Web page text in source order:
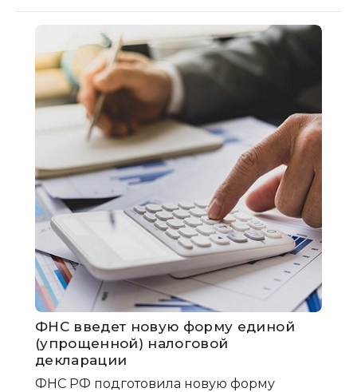
ФНС введет новую форму единой
(упрощенной) налоговой
декларации
ФНС РФ подготовила новую форму